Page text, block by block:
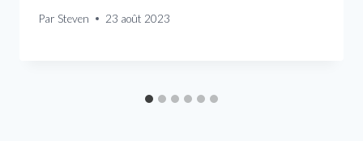
Par Steven 23 août 2023